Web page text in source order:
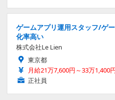
ゲームアプリ運用スタッフ/ゲ
化率高い
株式会社Le Lien
東京都
月給21万7,600円～33万1,400
正社員